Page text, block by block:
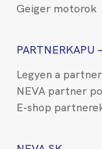
Geiger motorok
PARTNERKAPU
Legyen a
NEVA partner
E-shop